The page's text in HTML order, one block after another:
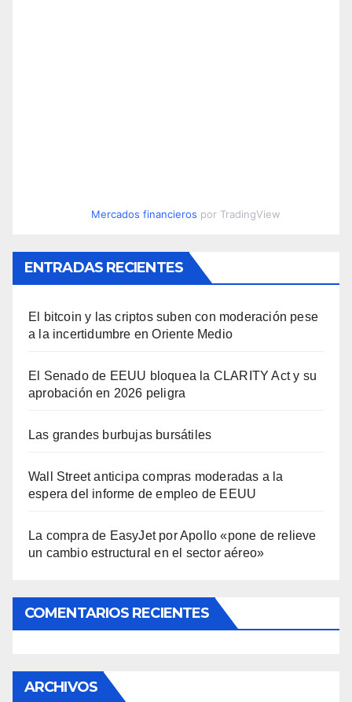
Mercados financieros por TradingView
ENTRADAS RECIENTES
El bitcoin y las criptos suben con moderación pese
a la incertidumbre en Oriente Medio
El Senado de EEUU bloquea la CLARITY Act y su
aprobación en 2026 peligra
Las grandes burbujas bursátiles
Wall Street anticipa compras moderadas a la
espera del informe de empleo de EEUU
La compra de EasyJet por Apollo «pone de relieve
un cambio estructural en el sector aéreo»
COMENTARIOS RECIENTES
ARCHIVOS